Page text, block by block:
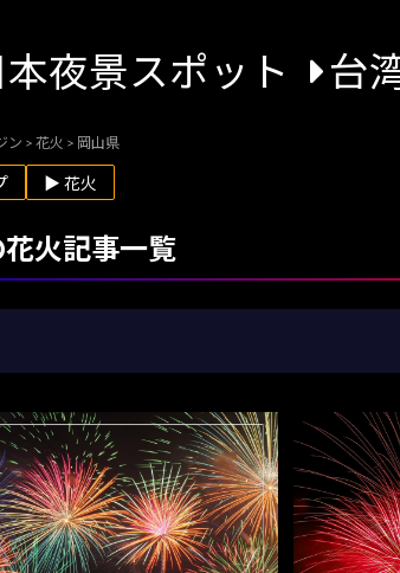
本夜景スポット 台
ン > 花火 > 岡山県
▶ 花火
火記事一覧